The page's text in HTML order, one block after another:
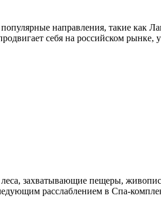
популярные направления, такие как
себя на российском рынке,
леса, захватывающие пещеры,
расслаблением в Спа-